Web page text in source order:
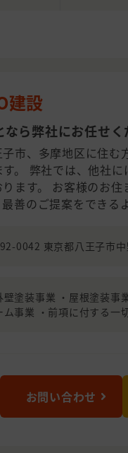
建設
ら弊社にお任せく
市、多摩地区に住む
。 弊社では、他社
ます。 お客様のお住
善のご提案をできる
0042 東京都八王子市
壁塗装事業 ・屋根塗装事
ム事業 ・前項に付する一
お問い合わせ